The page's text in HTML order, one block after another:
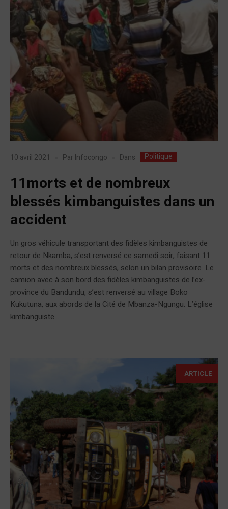
10 avril 2021 Par Infocongo Dans Politique
11morts et de nombreux
blessés kimbanguistes dans un
accident
Un gros véhicule transportant des fidèles kimbanguistes de
retour de Nkamba, s’est renversé ce samedi soir, faisant 11
morts et des nombreux blessés, selon un bilan provisoire. Le
camion avec à son bord des fidèles kimbanguistes de l’ex-
province du Bandundu, s’est renversé au village Boko
Kukutuna, aux abords de la Cité de Mbanza-Ngungu. L’église
kimbanguiste...
ARTICLE